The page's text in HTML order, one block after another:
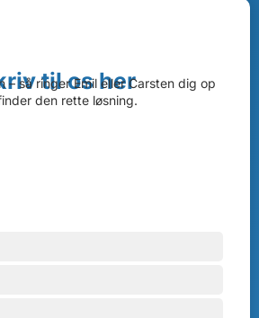
til os her
– så ringer Emil eller Carsten dig op
den rette løsning.